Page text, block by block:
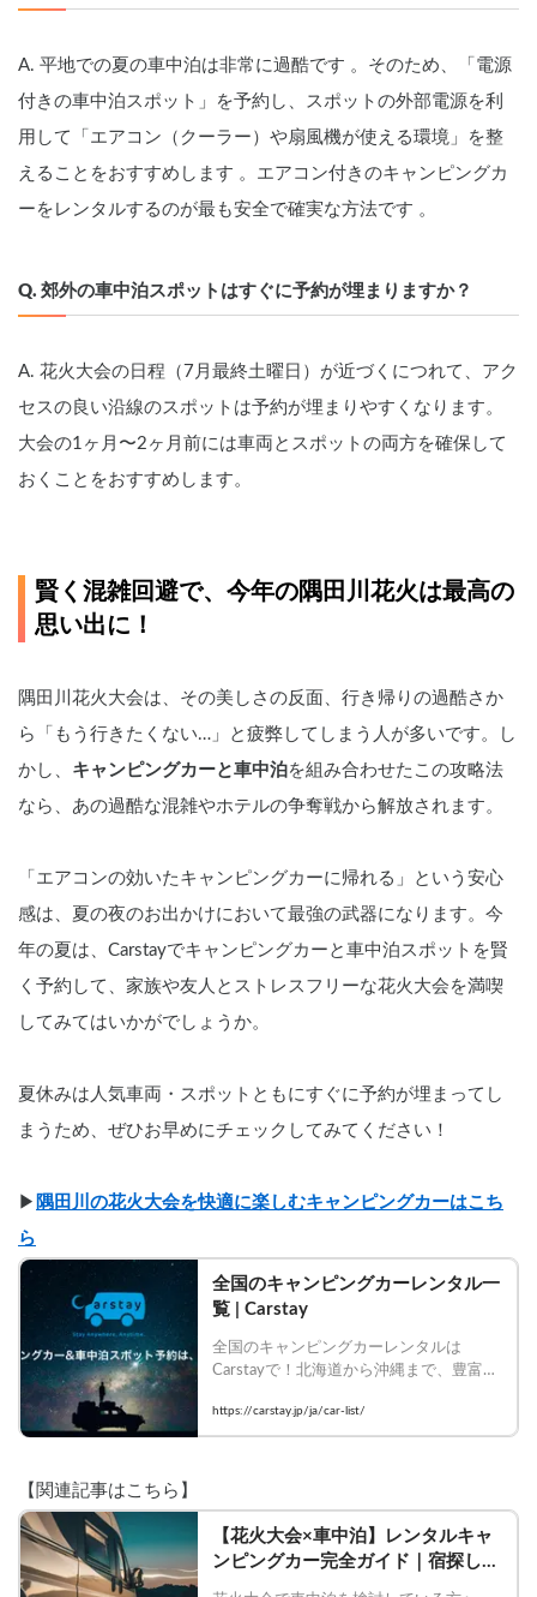
A. 平地での夏の車中泊は非常に過酷です 。そのため、「電源
付きの車中泊スポット」を予約し、スポットの外部電源を利
用して「エアコン（クーラー）や扇風機が使える環境」を整
えることをおすすめします 。エアコン付きのキャンピングカ
ーをレンタルするのが最も安全で確実な方法です 。
Q. 郊外の車中泊スポットはすぐに予約が埋まりますか？
A. 花火大会の日程（7月最終土曜日）が近づくにつれて、アク
セスの良い沿線のスポットは予約が埋まりやすくなります。
大会の1ヶ月〜2ヶ月前には車両とスポットの両方を確保して
おくことをおすすめします。
賢く混雑回避で、今年の隅田川花火は最高の
思い出に！
隅田川花火大会は、その美しさの反面、行き帰りの過酷さか
ら「もう行きたくない…」と疲弊してしまう人が多いです。し
かし、 キャンピングカーと車中泊を組み合わせたこの攻略法
なら、あの過酷な混雑やホテルの争奪戦から解放されます。
「エアコンの効いたキャンピングカーに帰れる」という安心
感は、夏の夜のお出かけにおいて最強の武器になります。今
年の夏は、Carstayでキャンピングカーと車中泊スポットを賢
く予約して、家族や友人とストレスフリーな花火大会を満喫
してみてはいかがでしょうか。
夏休みは人気車両・スポットともにすぐに予約が埋まってし
まうため、ぜひお早めにチェックしてみてください！
▶︎ 隅田川の花火大会を快適に楽しむキャンピングカーはこち
ら
全国のキャンピングカーレンタル一
覧 | Carstay
全国のキャンピングカーレンタルは
Carstayで！北海道から沖縄まで、豊富な
て今すぐ予約！
https://carstay.jp/ja/car-list/
【関連記事はこちら】
【花火大会×車中泊】レンタルキャ
ンピングカー完全ガイド｜宿探し・